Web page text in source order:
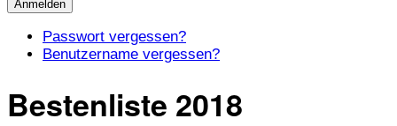
Anmelden
Passwort vergessen?
Benutzername vergessen?
Bestenliste 2018